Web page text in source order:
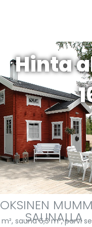
Hinta
SAUNALLA
sauna 6,3 m², parvi